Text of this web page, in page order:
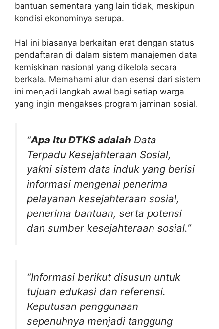
bantuan sementara yang lain tidak, meskipun
kondisi ekonominya serupa.
Hal ini biasanya berkaitan erat dengan status
pendaftaran di dalam sistem manajemen data
kemiskinan nasional yang dikelola secara
berkala. Memahami alur dan esensi dari sistem
ini menjadi langkah awal bagi setiap warga
yang ingin mengakses program jaminan sosial.
“Apa Itu DTKS adalah Data
Terpadu Kesejahteraan Sosial,
yakni sistem data induk yang berisi
informasi mengenai penerima
pelayanan kesejahteraan sosial,
penerima bantuan, serta potensi
dan sumber kesejahteraan sosial.”
“Informasi berikut disusun untuk
tujuan edukasi dan referensi.
Keputusan penggunaan
sepenuhnya menjadi tanggung